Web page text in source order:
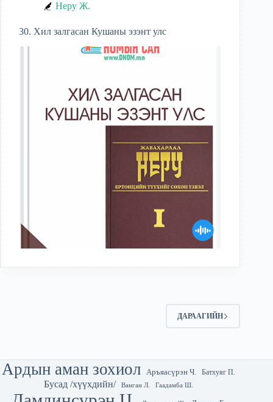
Неру Ж.
30. Хил залгасан Кушаны эзэнт улс
ДАРААГИЙН
Ардын аман зохиол Аръяасүрэн Ч. Батхуяг П.
Бусад /хүүхдийн/ Ванган Л. Гаадамба Ш.